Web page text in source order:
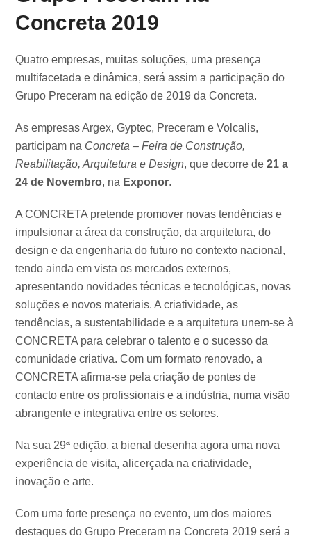
Concreta 2019
Quatro empresas, muitas soluções, uma presença
multifacetada e dinâmica, será assim a participação do
Grupo Preceram na edição de 2019 da Concreta.
As empresas Argex, Gyptec, Preceram e Volcalis,
participam na Concreta – Feira de Construção,
Reabilitação, Arquitetura e Design, que decorre de21 a
24 de Novembro, na Exponor.
A CONCRETA pretende promover novas tendências e
impulsionar a área da construção, da arquitetura, do
design e da engenharia do futuro no contexto nacional,
tendo ainda em vista os mercados externos,
apresentando novidades técnicas e tecnológicas, novas
soluções e novos materiais. A criatividade, as
tendências, a sustentabilidade e a arquitetura unem-se à
CONCRETA para celebrar o talento e o sucesso da
comunidade criativa. Com um formato renovado, a
CONCRETA afirma-se pela criação de pontes de
contacto entre os profissionais e a indústria, numa visão
abrangente e integrativa entre os setores.
Na sua 29ª edição, a bienal desenha agora uma nova
experiência de visita, alicerçada na criatividade,
inovação e arte.
Com uma forte presença no evento, um dos maiores
destaques do Grupo Preceram na Concreta 2019 será a